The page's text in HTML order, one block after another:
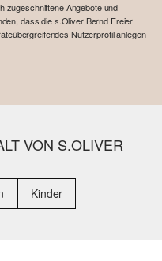
zugeschnittene Angebote und
dass die s.Oliver Bernd Freier
Nutzerprofil anlegen
VON S.OLIVER
Kinder